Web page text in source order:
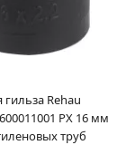
Rehau
PX 16 мм
труб